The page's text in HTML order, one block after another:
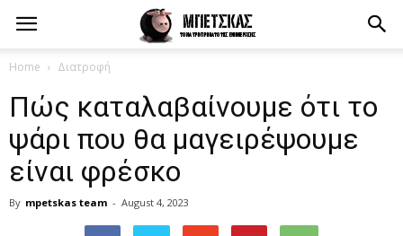
Home Διατροφή
Πώς καταλαβαίνουμε ότι το
ψάρι που θα μαγειρέψουμε
είναι φρέσκο
By mpetskas team - August 4, 2023